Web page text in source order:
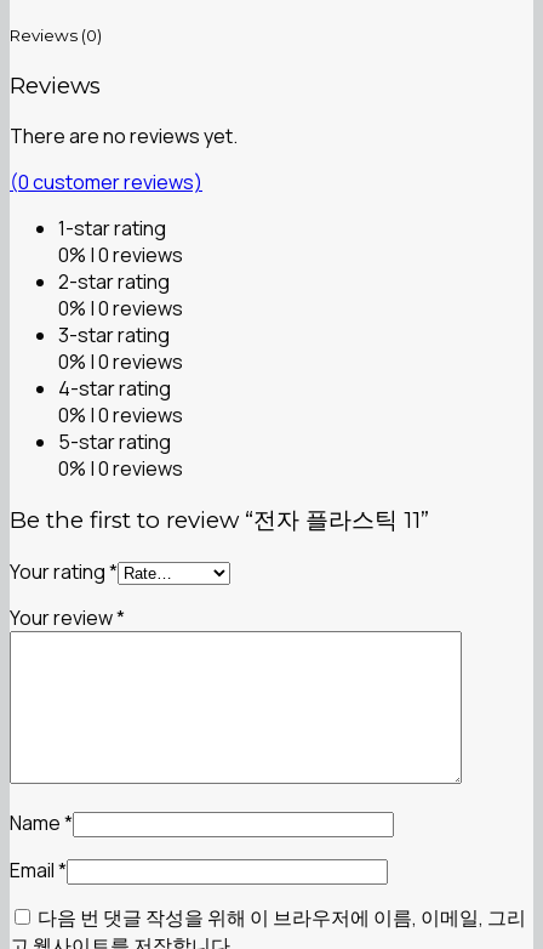
Reviews (0)
Reviews
There are no reviews yet.
(0customer reviews)
1-star rating
0% | 0 reviews
2-star rating
0% | 0 reviews
3-star rating
0% | 0 reviews
4-star rating
0% | 0 reviews
5-star rating
0% | 0 reviews
Be the first to review “전자 플라스틱 11”
Your rating*
Your review*
Name*
Email*
다음 번 댓글 작성을 위해 이 브라우저에 이름, 이메일, 그리